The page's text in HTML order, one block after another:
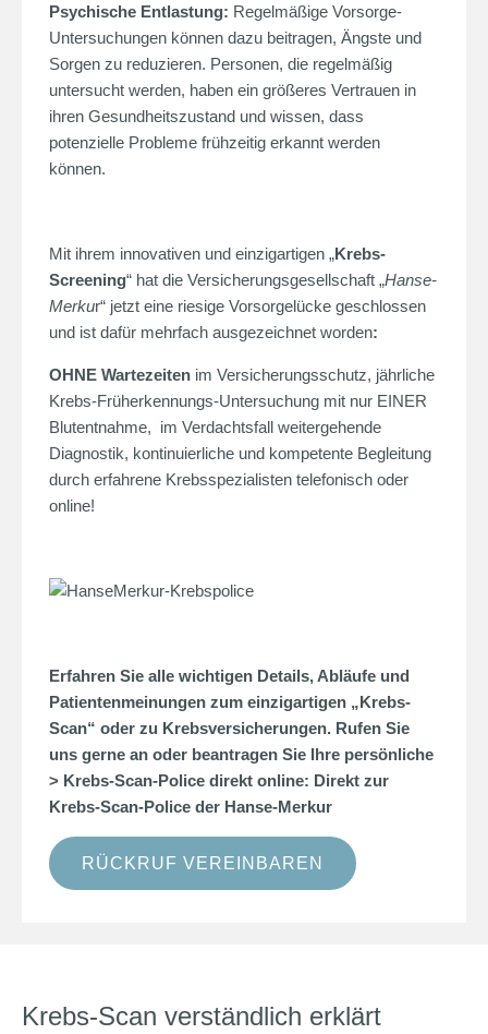
Psychische Entlastung: Regelmäßige Vorsorge-
Untersuchungen können dazu beitragen, Ängste und
Sorgen zu reduzieren. Personen, die regelmäßig
untersucht werden, haben ein größeres Vertrauen in
ihren Gesundheitszustand und wissen, dass
potenzielle Probleme frühzeitig erkannt werden
können.
Mit ihrem innovativen und einzigartigen „Krebs-
Screening“ hat die Versicherungsgesellschaft „Hanse-
Merkur“ jetzt eine riesige Vorsorgelücke geschlossen
und ist dafür mehrfach ausgezeichnet worden:
OHNE Wartezeiten im Versicherungsschutz, jährliche
Krebs-Früherkennungs-Untersuchung mit nur EINER
Blutentnahme, im Verdachtsfall weitergehende
Diagnostik, kontinuierliche und kompetente Begleitung
durch erfahrene Krebsspezialisten telefonisch oder
online!
Erfahren Sie alle wichtigen Details, Abläufe und
Patientenmeinungen zum einzigartigen „Krebs-
Scan“ oder zu Krebsversicherungen. Rufen Sie
uns gerne an oder beantragen Sie Ihre persönliche
> Krebs-Scan-Police direkt online: Direkt zur
Krebs-Scan-Police der Hanse-Merkur
RÜCKRUF VEREINBAREN
Krebs-Scan verständlich erklärt